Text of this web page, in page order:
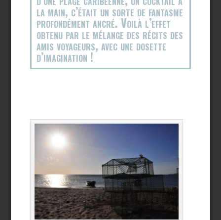
la main, c’était un sorte de fantasme
profondément ancré. Voilà l’effet
obtenu par le mélange des récits des
amis voyageurs, avec une dosette
d’imagination !